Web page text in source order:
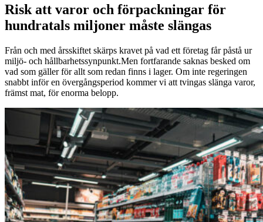
Risk att varor och förpackningar för
hundratals miljoner måste slängas
Från och med årsskiftet skärps kravet på vad ett företag får påstå ur
miljö- och hållbarhetssynpunkt.Men fortfarande saknas besked om
vad som gäller för allt som redan finns i lager. Om inte regeringen
snabbt inför en övergångsperiod kommer vi att tvingas slänga varor,
främst mat, för enorma belopp.